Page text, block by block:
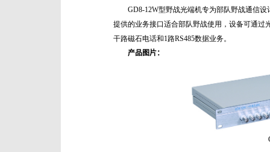
GD8-12W型野战光端机专为部队野战通信
提供的业务接口适合部队野战使用，设备可通过
干路磁石电话和1路RS485数据业务。
产品图片：